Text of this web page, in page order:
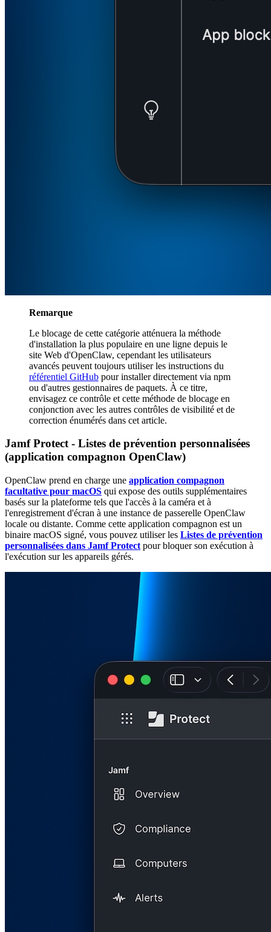
Remarque
Le blocage de cette catégorie atténuera la méthode
d'installation la plus populaire en une ligne depuis le
site Web d'OpenClaw, cependant les utilisateurs
avancés peuvent toujours utiliser les instructions du
référentiel GitHub pour installer directement via npm
ou d'autres gestionnaires de paquets. À ce titre,
envisagez ce contrôle et cette méthode de blocage en
conjonction avec les autres contrôles de visibilité et de
correction énumérés dans cet article.
Jamf Protect - Listes de prévention personnalisées
(application compagnon OpenClaw)
OpenClaw prend en charge une application compagnon
facultative pour macOS qui expose des outils supplémentaires
basés sur la plateforme tels que l'accès à la caméra et à
l'enregistrement d'écran à une instance de passerelle OpenClaw
locale ou distante. Comme cette application compagnon est un
binaire macOS signé, vous pouvez utiliser les Listes de prévention
personnalisées dans Jamf Protect pour bloquer son exécution à
l'exécution sur les appareils gérés.